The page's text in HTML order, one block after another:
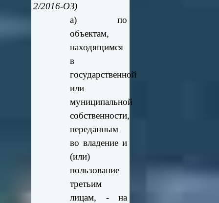
2/2016-ОЗ)
а) по
объектам,
находящимся
в
государственной
или
муниципальной
собственности,
переданным
во владение и
(или)
пользование
третьим
лицам, - на